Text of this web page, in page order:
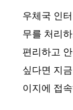
우체국 인
무를 처리
편리하고
싶다면 지
이지에 접